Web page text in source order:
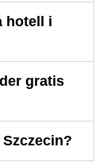
hotell i
gratis